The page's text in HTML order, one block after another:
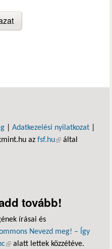
Adatkezelési nyilatkozat
az fsf.hu(külső hivatkozás)
által
tovább!
írásai és
Nevezd meg! – Így
(külső hivatkozás)
alatt lettek közzétéve.